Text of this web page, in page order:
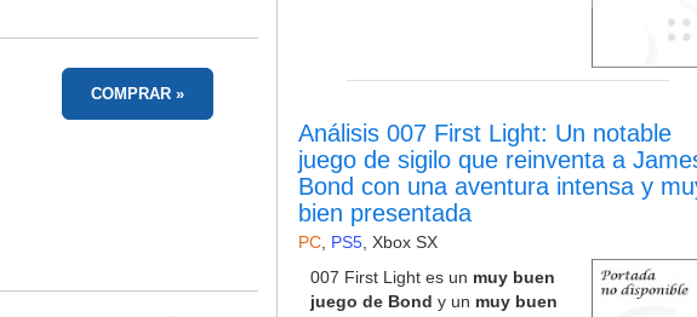
COMPRAR
Análisis 007 First Light: Un notable
juego de sigilo que reinventa a
Bond con una aventura intensa y
bien presentada
PC PS5 ,Xbox SX
007 First Light es un muy buen
juego de Bond y un muy buen